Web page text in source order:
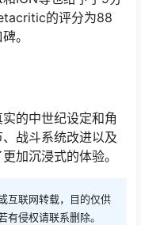
的评分为88
。
的中世纪设定和角
战斗系统改进以及
加沉浸式的体验。
互联网转载，目的仅供
侵权请联系删除。